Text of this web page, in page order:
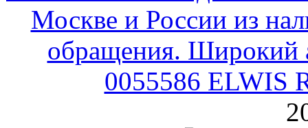
0055586 ELWIS